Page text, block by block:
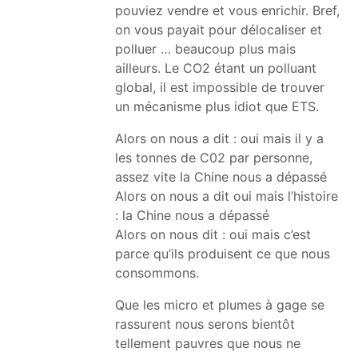
pouviez vendre et vous enrichir. Bref,
on vous payait pour délocaliser et
polluer … beaucoup plus mais
ailleurs. Le CO2 étant un polluant
global, il est impossible de trouver
un mécanisme plus idiot que ETS.
Alors on nous a dit : oui mais il y a
les tonnes de C02 par personne,
assez vite la Chine nous a dépassé
Alors on nous a dit oui mais l’histoire
: la Chine nous a dépassé
Alors on nous dit : oui mais c’est
parce qu’ils produisent ce que nous
consommons.
Que les micro et plumes à gage se
rassurent nous serons bientôt
tellement pauvres que nous ne